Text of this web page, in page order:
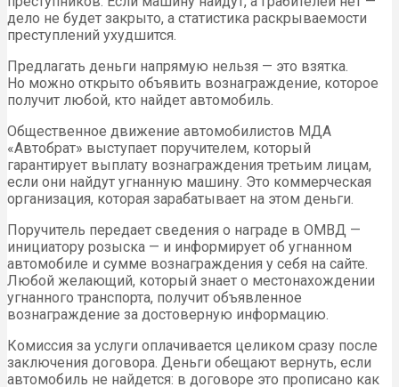
дело не будет закрыто, а статистика раскрываемости
преступлений ухудшится.
Предлагать деньги напрямую нельзя — это взятка.
Но можно открыто объявить вознаграждение, которое
получит любой, кто найдет автомобиль.
Общественное движение автомобилистов МДА
«Автобрат» выступает поручителем, который
гарантирует выплату вознаграждения третьим лицам,
если они найдут угнанную машину. Это коммерческая
организация, которая зарабатывает на этом деньги.
Поручитель передает сведения о награде в ОМВД —
инициатору розыска — и информирует об угнанном
автомобиле и сумме вознаграждения у себя на сайте.
Любой желающий, который знает о местонахождении
угнанного транспорта, получит объявленное
вознаграждение за достоверную информацию.
Комиссия за услуги оплачивается целиком сразу после
заключения договора. Деньги обещают вернуть, если
автомобиль не найдется: в договоре это прописано как